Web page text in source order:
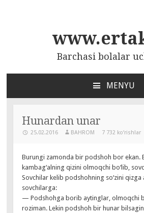
Barchasi bolalar
MENYU
СОДЕРЖАНИЮ
Hunardan unar
25.02.2016 BAHROM 7 732 ko‘rishlar
Burungi zamonda bir podshoh bor ekan.
kambag‘alning qizini olmoqchi bo‘lib,
Sovchilar kelib podshohning so‘zini qizga
sovchilarga:
— Podshohga borib aytinglar, olmoqchi
roziman. Lekin podshoh bir hunar